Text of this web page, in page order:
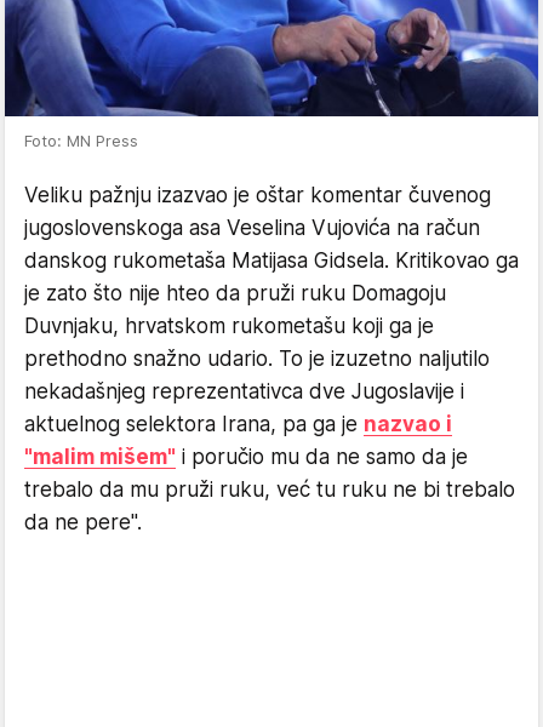
Foto: MN Press
Veliku pažnju izazvao je oštar komentar čuvenog
jugoslovenskoga asa Veselina Vujovića na račun
danskog rukometaša Matijasa Gidsela. Kritikovao ga
je zato što nije hteo da pruži ruku Domagoju
Duvnjaku, hrvatskom rukometašu koji ga je
prethodno snažno udario. To je izuzetno naljutilo
nekadašnjeg reprezentativca dve Jugoslavije i
aktuelnog selektora Irana, pa ga je nazvao i
"malim mišem" i poručio mu da ne samo da je
trebalo da mu pruži ruku, već tu ruku ne bi trebalo
da ne pere".